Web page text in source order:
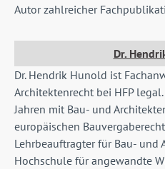
Autor zahlreicher
Dr.
Dr. Hendrik Hunold ist
Architektenrecht bei HFP
Jahren mit Bau- und
europäischen
Lehrbeauftragter für Bau- und
Hochschule für angewandte